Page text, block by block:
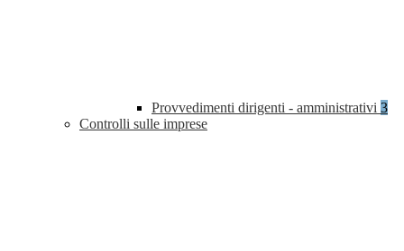
Provvedimenti dirigenti - amministrativi 3
Controlli sulle imprese